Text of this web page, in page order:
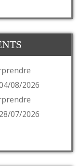
08/2026
07/2026